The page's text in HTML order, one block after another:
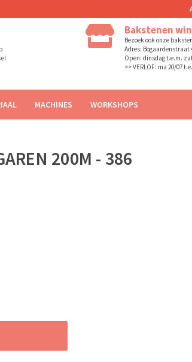
Bakstenen
Bezoek ook onze
Adres: Bogaardenstraat
Open: dinsdag t.e.m.
>> VERLOF: ma 20/07
MACHINES WORKSHOPS
200M - 386